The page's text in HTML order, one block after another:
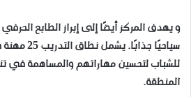
و يهدف المركز أيضًا إلى إبراز الطابع
سياحيًا
للشباب لتحسين مهاراتهم والمساهمة في
المنطقة.